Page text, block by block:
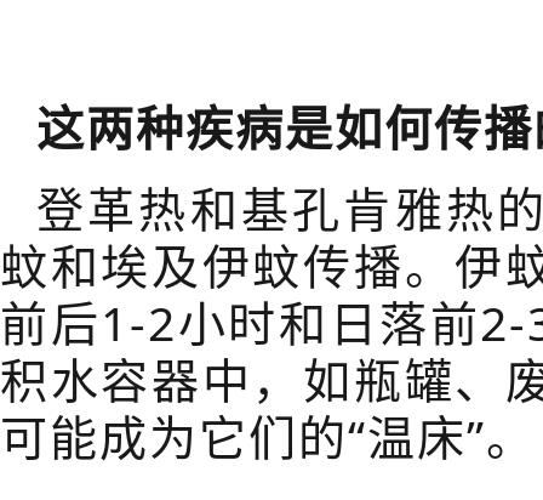
这两种疾病是如何传
登革热和基孔肯雅热
蚊和埃及伊蚊传播。伊
前后1-2小时和日落前2-
积水容器中，如瓶罐、
可能成为它们的“温床”。